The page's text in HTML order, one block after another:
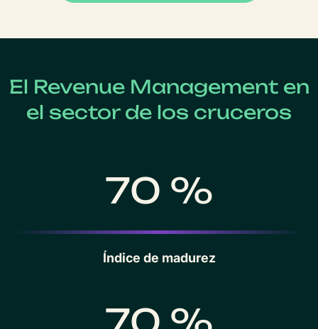
El Revenue Management en
el sector de los cruceros
70 %
Índice de madurez